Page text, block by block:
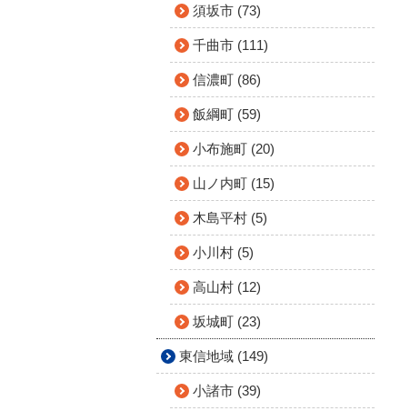
須坂市 (73)
千曲市 (111)
信濃町 (86)
飯綱町 (59)
小布施町 (20)
山ノ内町 (15)
木島平村 (5)
小川村 (5)
高山村 (12)
坂城町 (23)
東信地域 (149)
小諸市 (39)